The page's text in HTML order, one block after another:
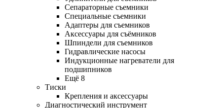
Сепараторные съемники
Специальные съемники
Адаптеры для съемников
Аксессуары для съёмников
Шпиндели для съемников
Гидравлические насосы
Индукционные нагреватели для
подшипников
Ещё 8
Тиски
Крепления и аксессуары
Диагностический инструмент